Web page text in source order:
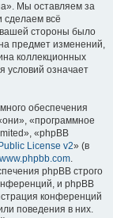
Мы оставляем за
сделаем всё
вашей стороны было
предмет изменений,
коллекционных
условий означает
обеспечения
«программное
«phpBB
License v2» (в
www.phpbb.com.
phpBB строго
и phpBB
конференций
поведения в них.